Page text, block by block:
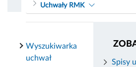
Uchwały RMK
Spisy
Wyszukiwarka
uchwał